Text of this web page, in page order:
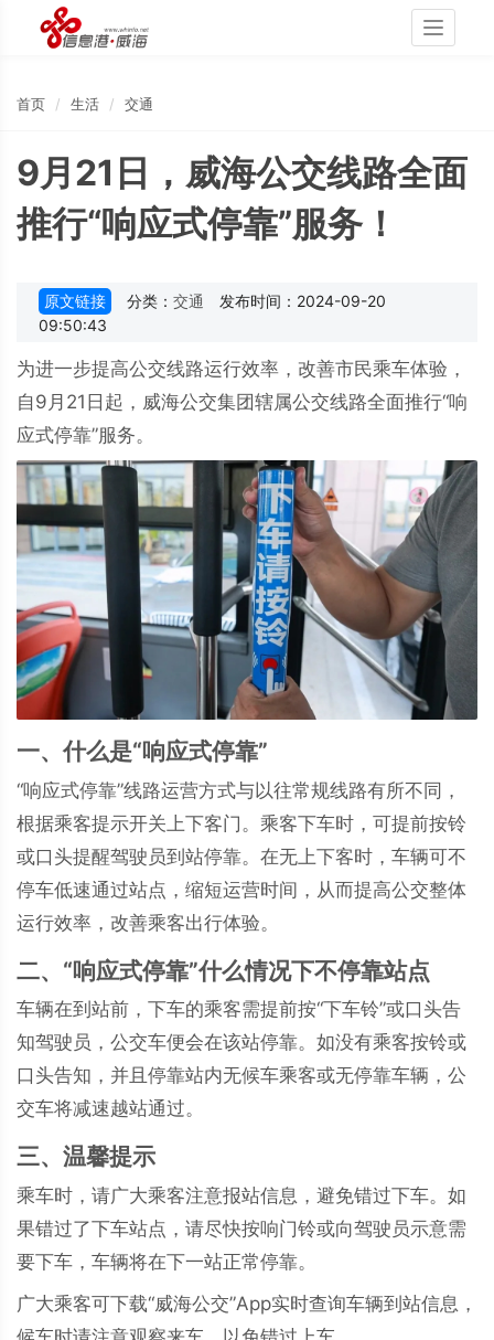
Toggle
首页 生活 交通
9月21日，威海公交线路全面
推行“响应式停靠”服务！
原文链接 分类： 交通
发布时间：2024-09-20
09:50:43
为进一步提高公交线路运行效率，改善市民乘车体验，
自9月21日起，威海公交集团辖属公交线路全面推行“响
应式停靠”服务。
一、什么是“响应式停靠”
“响应式停靠”线路运营方式与以往常规线路有所不同，
根据乘客提示开关上下客门。乘客下车时，可提前按铃
或口头提醒驾驶员到站停靠。在无上下客时，车辆可不
停车低速通过站点，缩短运营时间，从而提高公交整体
运行效率，改善乘客出行体验。
二、“响应式停靠”什么情况下不停靠站点
车辆在到站前，下车的乘客需提前按“下车铃”或口头告
知驾驶员，公交车便会在该站停靠。如没有乘客按铃或
口头告知，并且停靠站内无候车乘客或无停靠车辆，公
交车将减速越站通过。
三、温馨提示
乘车时，请广大乘客注意报站信息，避免错过下车。如
果错过了下车站点，请尽快按响门铃或向驾驶员示意需
要下车，车辆将在下一站正常停靠。
广大乘客可下载“威海公交”App实时查询车辆到站信息，